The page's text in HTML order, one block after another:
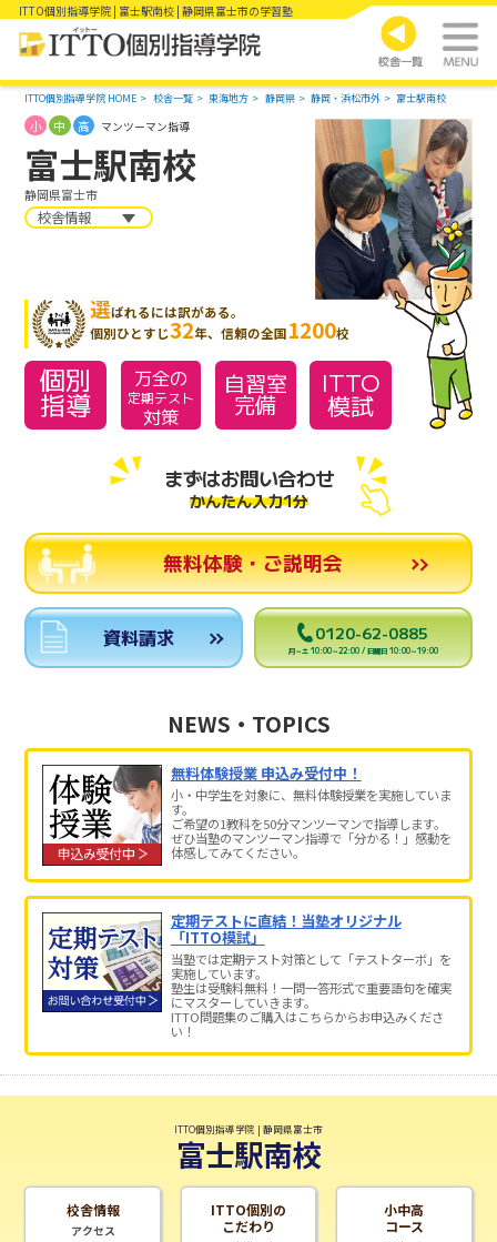
ITTO個別指導学院 | 富士駅南校 | 静岡県富士市の学習塾
ITTO個別指導学院 HOME 校舎一覧 東海地方 静岡県 静岡・浜松市外 富士駅南校
富士駅南校
静岡県富士市
小 中 高 マンツーマン指導
校舎情報
選ばれるには訳がある。
個別ひとすじ32年、信頼の全国1200校
個別
指導
万全の
定期テスト
対策
自習室
完備
ITTO
模試
まずはお問い合わせ
かんたん入力1分
無料体験・ご説明会
資料請求 0120-62-0885
月～土 10:00～22:00 / 日曜日 10:00～19:00
NEWS・TOPICS
無料体験授業 申込み受付中！
小・中学生を対象に、無料体験授業を実施していま
す。
ご希望の1教科を50分マンツーマンで指導します。
ぜひ当塾のマンツーマン指導で「分かる！」感動を
体感してみてください。
定期テストに直結！当塾オリジナル
「ITTO模試」
当塾では定期テスト対策として「テストターボ」を
実施しています。
塾生は受験料無料！一問一答形式で重要語句を確実
にマスターしていきます。
ITTO問題集のご購入はこちらからお申込みくださ
い！
ITTO個別指導学院 | 静岡県富士市
富士駅南校
校舎情報
アクセス
ITTO個別の
こだわり
小中高
コース